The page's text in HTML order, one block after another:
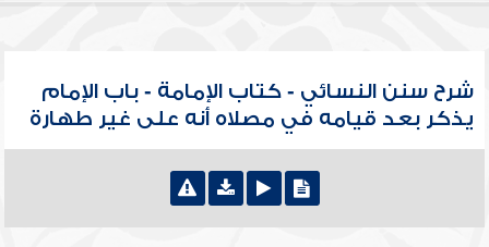
شرح سنن النسائي - كتاب الإمامة - باب الإمام
يذكر بعد قيامه في مصلاه أنه على غير طهارة